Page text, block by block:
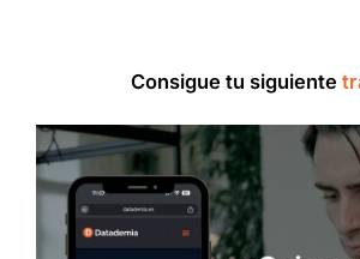
Consigue tu siguiente